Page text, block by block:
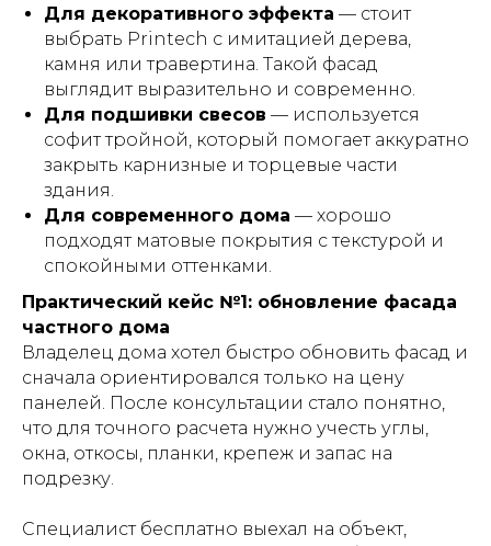
Для декоративного эффекта — стоит
выбрать Printech с имитацией дерева,
камня или травертина. Такой фасад
выглядит выразительно и современно.
Для подшивки свесов — используется
софит тройной, который помогает аккуратно
закрыть карнизные и торцевые части
здания.
Для современного дома — хорошо
подходят матовые покрытия с текстурой и
спокойными оттенками.
Практический кейс №1: обновление фасада
частного дома
Владелец дома хотел быстро обновить фасад и
сначала ориентировался только на цену
панелей. После консультации стало понятно,
что для точного расчета нужно учесть углы,
окна, откосы, планки, крепеж и запас на
подрезку.
Специалист бесплатно выехал на объект,